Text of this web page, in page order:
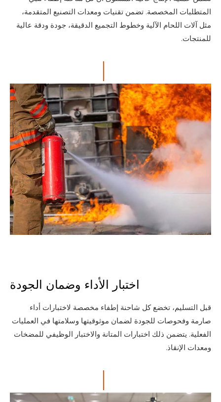
المتطلبات المخصصة. تضمن تقنيات ومعدات التصنيع المتقدمة،
مثل آلات اللحام الآلية وخطوط التجميع الدقيقة، جودة ودقة عالية
للمنتجات.
اختبار الأداء وضمان الجودة
قبل التسليم، تخضع كل شاحنة إطفاء مخصصة لاختبارات أداء
صارمة وفحوصات للجودة لضمان موثوقيتها وسلامتها في العمليات
الفعلية. يتضمن ذلك اختبارات المتانة والاختبار الوظيفي للمضخات
ومعدات الإنقاذ.